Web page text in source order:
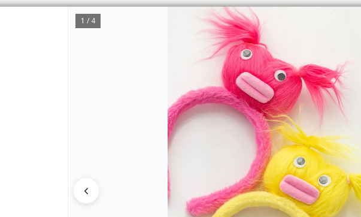
1 / 4
CÓMO COMPRAR